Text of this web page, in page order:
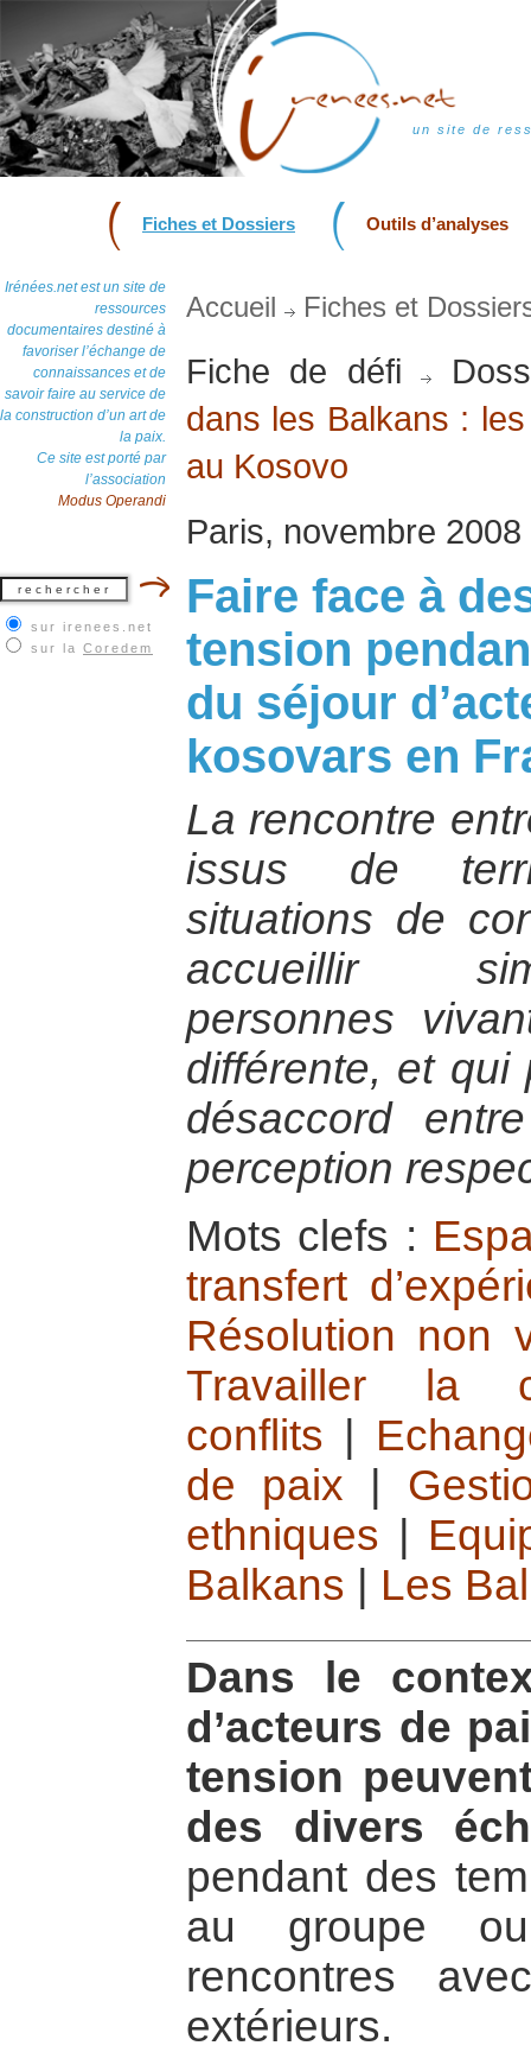
un site de
Fiches et Dossiers Outils d’analyses
Irénées.net est un site de
ressources
documentaires destiné à
favoriser l’échange de
connaissances et de
savoir faire au service de
la construction d’un art de
la paix.
Ce site est porté par
l’association
Modus Operandi
sur irenees.net
sur la Coredem
Accueil Fiches et
Fiche de défi
dans les Balkans :
au Kosovo
Paris, novembre 2008
Faire face à
tension
du séjour
kosovars en
La rencontre
issus de
situations de
accueillir
personnes
différente, et qui
désaccord
perception
Mots clefs :
transfert
Résolution non
Travailler la
conflits
de paix
ethniques
Balkans
Les
Dans le
d’acteurs de
tension
des divers
pendant des
au groupe
rencontres
extérieurs.